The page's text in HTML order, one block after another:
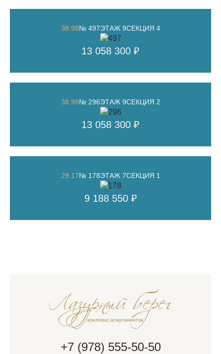
38.98№ 497ЭТАЖ 9СЕКЦИЯ 4
13 058 300 ₽
38.98№ 296ЭТАЖ 9СЕКЦИЯ 2
13 058 300 ₽
29.17№ 178ЭТАЖ 7СЕКЦИЯ 1
9 188 550 ₽
+7 (978) 555-50-50